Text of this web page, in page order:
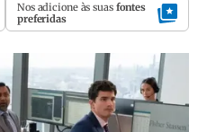
Nos adicione às suas fontes
preferidas